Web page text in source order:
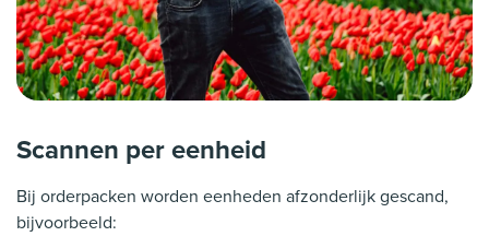
Scannen per eenheid
Bij orderpacken worden eenheden afzonderlijk gescand,
bijvoorbeeld: